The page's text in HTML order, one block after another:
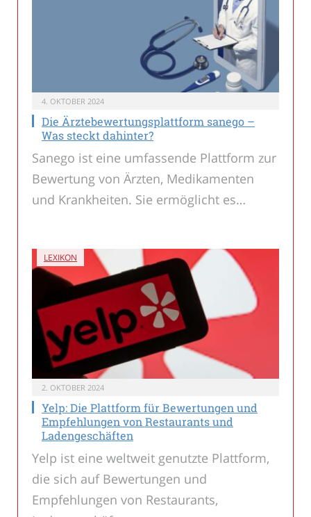
4. OKTOBER 2024
Die Ärztebewertungsplattform sanego –
Was steckt dahinter?
Sanego ist eine umfassende Plattform zur
Bewertung von Ärzten, Medikamenten
und Krankheiten. Sie ermöglicht es…
LEXIKON
2. OKTOBER 2024
Yelp: Die Plattform für Bewertungen und
Empfehlungen von Restaurants und
Ladengeschäften
Yelp ist eine weltweit genutzte Plattform,
die sich auf Bewertungen und
Empfehlungen von Restaurants,